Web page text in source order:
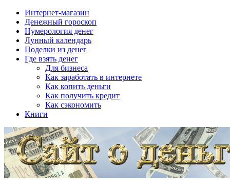
Интернет-магазин
Денежный гороскоп
Нумерология денег
Лунный календарь
Поделки из денег
Где взять денег
Для бизнеса
Как заработать в интернете
Как копить деньги
Как получить кредит
Как сэкономить
Книги